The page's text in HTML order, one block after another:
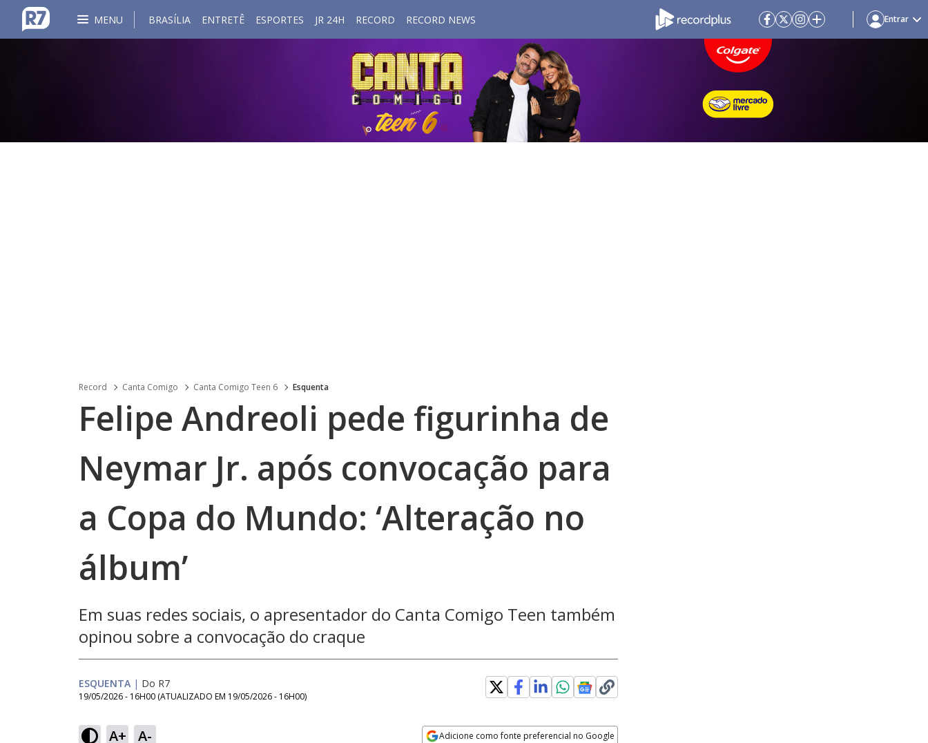
MENU BRASÍLIA ENTRETÊ ESPORTES JR 24H RECORD RECORD NEWS Entrar
Record Canta Comigo Canta Comigo Teen 6 Esquenta
Felipe Andreoli pede figurinha de
Neymar Jr. após convocação para
a Copa do Mundo: ‘Alteração no
álbum’
Em suas redes sociais, o apresentador do Canta Comigo Teen também
opinou sobre a convocação do craque
ESQUENTA | Do R7
19/05/2026 - 16H00 (ATUALIZADO EM 19/05/2026 - 16H00)
A+ A- Adicione como fonte preferencial no Google